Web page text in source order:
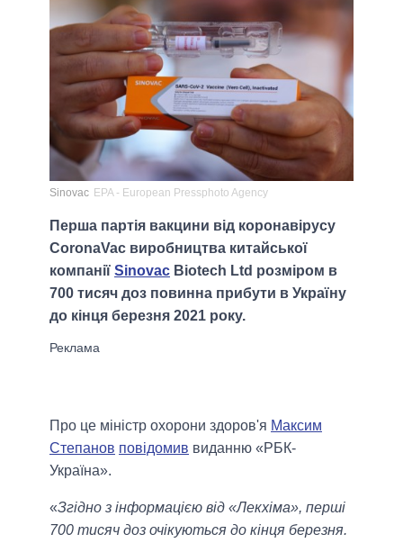
Sinovac EPA - European Pressphoto Agency
Перша партія вакцини від коронавірусу
CoronaVac виробництва китайської
компанії Sinovac Biotech Ltd розміром в
700 тисяч доз повинна прибути в Україну
до кінця березня 2021 року.
Про це міністр охорони здоров'я Максим
Степанов повідомив виданню «РБК-
Україна».
«Згідно з інформацією від «Лекхіма», перші
700 тисяч доз очікуються до кінця березня.